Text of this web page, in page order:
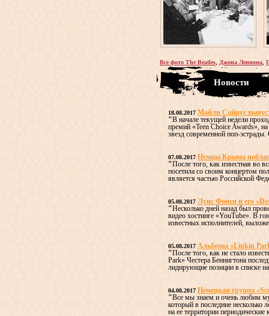
Все фото The Beatles, Джона Леннона,
Новости
18.08.2017 Майли Сайрус
"В начале текущей недели
премий «Teen Choice Awards»,
звезд современной поп-
07.08.2017 Немцы Крыма
"После того, как известная во
посетила со своим концертом
является частью Российской
05.08.2017 Луис Фонси и его
"Несколько дней назад был
видео хостинге «YouTube». В
известных исполнителей,
05.08.2017 Альбомы «Linkin
"После того, как не стало
Park» Честера Беннигтона
лидирующие позиции в списке
04.08.2017 Немецкая группа
"Все мы знаем и очень любим
который в последние несколько
на ее территории периодические